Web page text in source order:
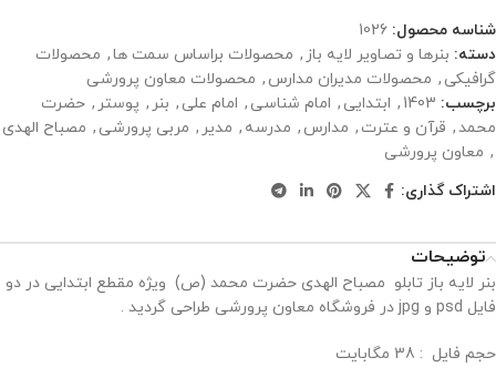
شناسه محصول: 1026
دسته: بنرها و تصاویر لایه باز , محصولات براساس سمت ها, محصولات
گرافیکی , محصولات مدیران مدارس , محصولات معاون پرورشی
برچسب: 1403
, ابتدایی , امام شناسی , امام علی , بنر , پوستر , حضرت
محمد, قرآن و عترت , مدارس , مدرسه , مدیر , مربی پرورشی , مصباح الهدی
, معاون پرورشی
اشتراک گذاری:
توضیحات
بنر لایه باز تابلو مصباح الهدی حضرت محمد (ص) ویژه مقطع ابتدایی در دو
فایل psd و jpg در فروشگاه معاون پرورشی طراحی گردید .
حجم فايل : 38 مگابايت